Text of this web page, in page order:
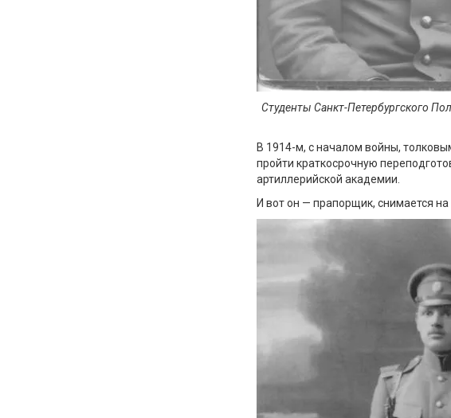
Студенты Санкт-Петербургского
В 1914-м, с началом войны,
пройти краткосрочную
артиллерийской академии.
И вот он — прапорщик, снимается